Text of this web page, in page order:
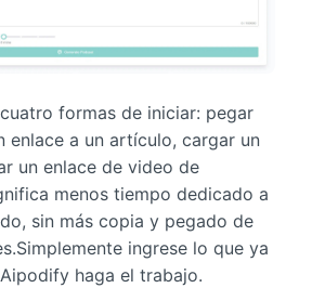
formas de iniciar: pegar
enlace a un artículo, cargar un
un enlace de video de
menos tiempo dedicado a
sin más copia y pegado de
ingrese lo que ya
haga el trabajo.